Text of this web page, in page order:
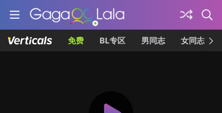
免费 BL专区 男同志 女同志